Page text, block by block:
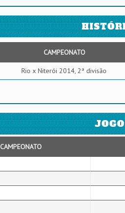
CAMPEONATO
Rio x Niterói 2014, 2ª divisão
CAMPEONATO